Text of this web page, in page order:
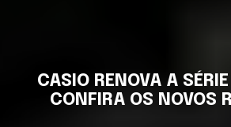
CASIO RENOVA A
CONFIRA OS NOVOS